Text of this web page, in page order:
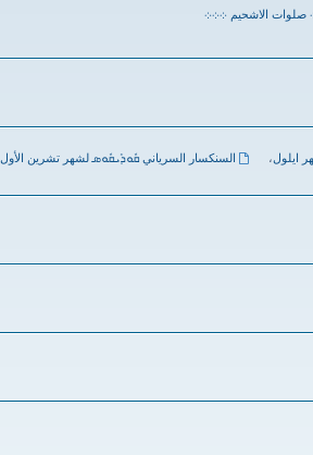
صلوات الاشحيم ܀܀܀
ايلول، السنكسار السرياني ܩܽܘܕܺܝܩܽܘܣ لشهر تشرين الأول